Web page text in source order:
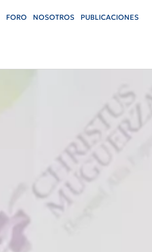
FORO NOSOTROS PUBLICACIONES